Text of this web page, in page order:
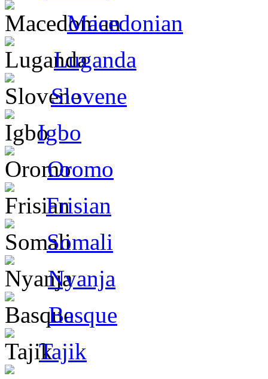
Macedonian
Luganda
Slovene
Igbo
Oromo
Frisian
Somali
Nyanja
Basque
Tajik